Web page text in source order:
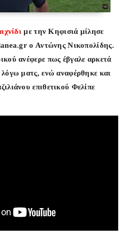
με την Κηφισιά μίλησε
ο Αντώνης Νικοπολίδης.
ανέφερε πως έβγαλε αρκετά
ματς, ενώ αναφέρθηκε και
επιθετικού Φελίπε